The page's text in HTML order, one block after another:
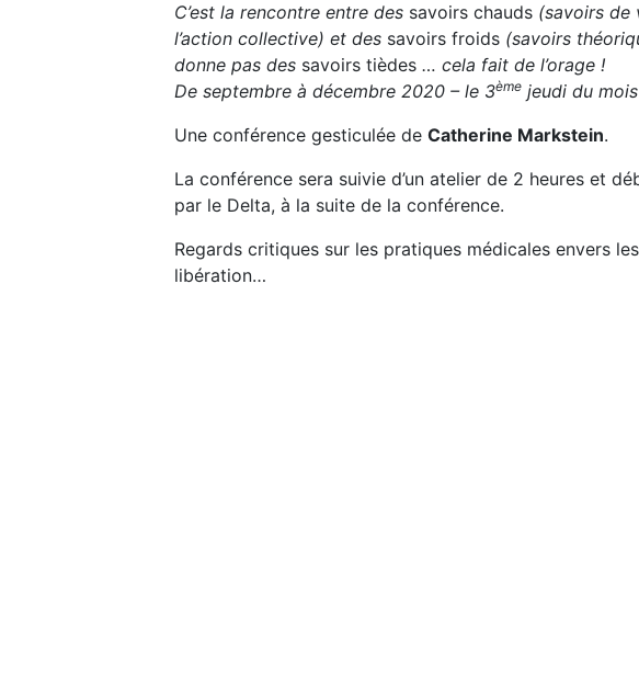
C’est la rencontre entre des savoirs chauds (savoirs de
l’action collective) et des savoirs froids (savoirs
donne pas des savoirs tièdes … cela fait de l’orage !
De septembre à décembre 2020 – le 3ème jeudi du
Une conférence gesticulée de Catherine Markstein.
La conférence sera suivie d’un atelier de 2 heures et
par le Delta, à la suite de la conférence.
Regards critiques sur les pratiques médicales envers
libération…